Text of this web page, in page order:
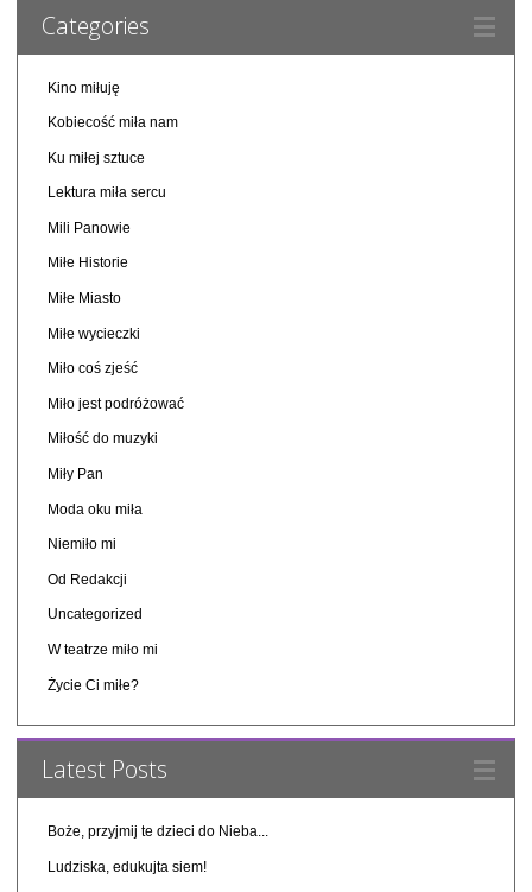
Categories
Kino miłuję
Kobiecość miła nam
Ku miłej sztuce
Lektura miła sercu
Mili Panowie
Miłe Historie
Miłe Miasto
Miłe wycieczki
Miło coś zjeść
Miło jest podróżować
Miłość do muzyki
Miły Pan
Moda oku miła
Niemiło mi
Od Redakcji
Uncategorized
W teatrze miło mi
Życie Ci miłe?
Latest Posts
Boże, przyjmij te dzieci do Nieba...
Ludziska, edukujta siem!